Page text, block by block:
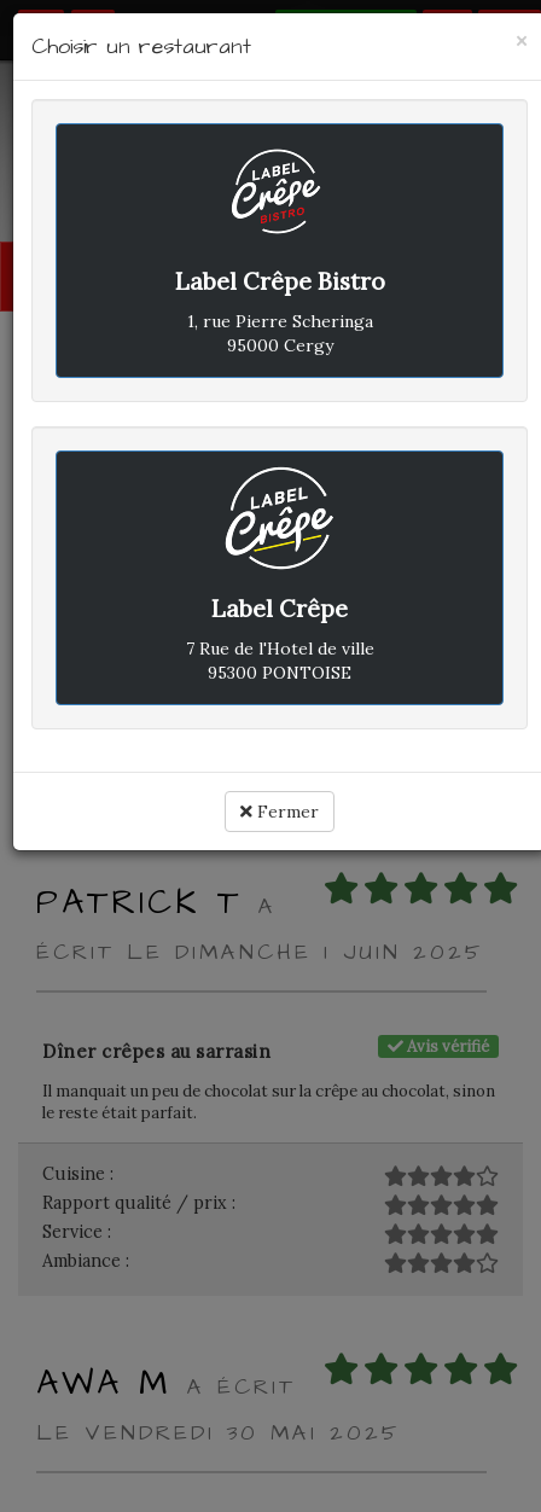
LABEL CRÊPE - BISTRO
PIERRE H A
ÉCRIT LE VENDREDI 6 JUIN
Ambiance :
PATRICK T
A
ÉCRIT LE DIMANCHE 1 JUIN 2025
Avis vérifié
Dîner crêpes au sarrasin
Il manquait un peu de chocolat sur la crêpe au chocolat, sinon
le reste était parfait.
Cuisine :
Rapport qualité / prix :
Service :
Ambiance :
AWA M
A ÉCRIT
LE VENDREDI 30 MAI 2025
×
Choisir un restaurant
Label Crêpe Bistro
1, rue Pierre Scheringa
95000 Cergy
Label Crêpe
7 Rue de l'Hotel de ville
95300 PONTOISE
Fermer